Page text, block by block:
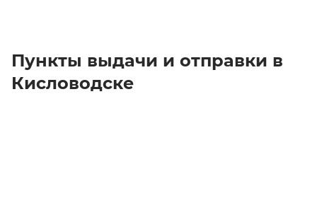
Пункты выдачи и отправки в
Кисловодске